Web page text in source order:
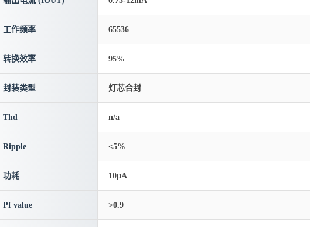
工作频率 65536
转换效率 95%
封装类型 灯芯合封
Thd n/a
Ripple <5%
功耗 10μA
Pf value >0.9